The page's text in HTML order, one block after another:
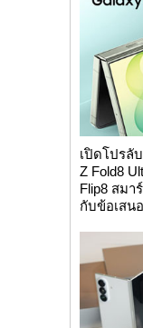
เปิดโปรลั
Z Fold8
Flip8 สม
กับข้อเสน